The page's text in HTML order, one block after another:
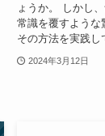
ょうか。 しかし
常識を覆すような
その方法を実践し
2024年3月12日